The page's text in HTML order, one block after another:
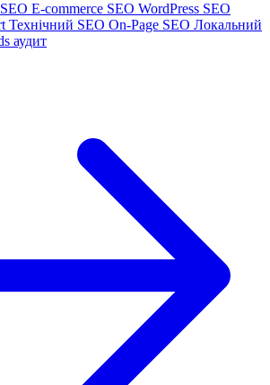
E-commerce SEO WordPress SEO
Технічний SEO On-Page SEO Локальний
аудит